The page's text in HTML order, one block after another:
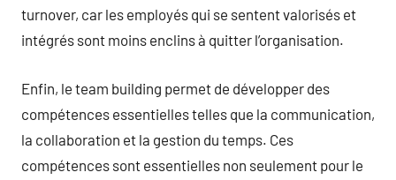
turnover, car les employés qui se sentent valorisés et
intégrés sont moins enclins à quitter l’organisation.
Enfin, le team building permet de développer des
compétences essentielles telles que la communication,
la collaboration et la gestion du temps. Ces
compétences sont essentielles non seulement pour le